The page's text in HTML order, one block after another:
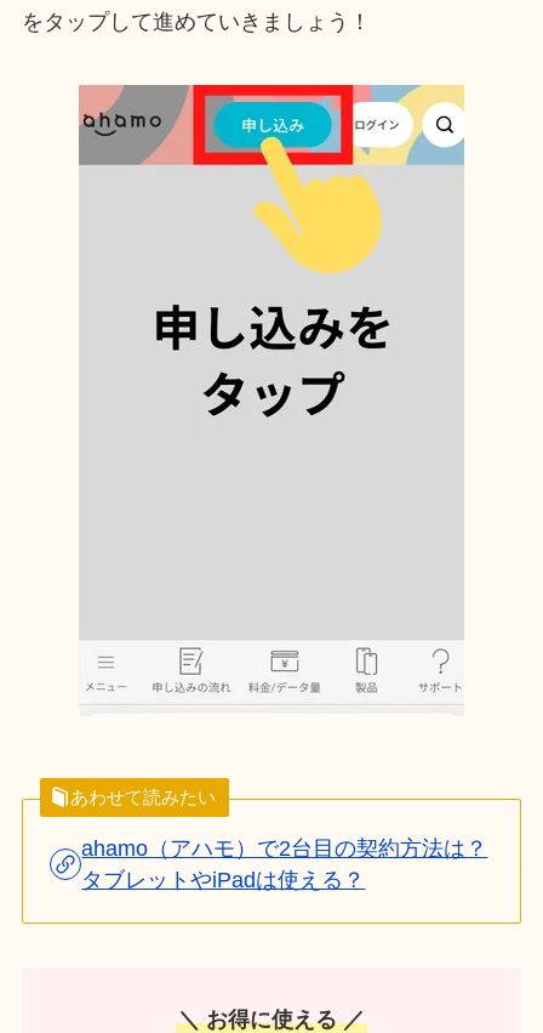
をタップして進めていきましょう！
あわせて読みたい
ahamo（アハモ）で2台目の契約方法は？
タブレットやiPadは使える？
＼ お得に使える ／